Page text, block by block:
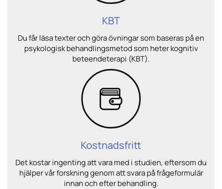
KBT
Du får läsa texter och göra övningar som baseras på en
psykologisk behandlingsmetod som heter kognitiv
beteendeterapi (KBT).
Kostnadsfritt
Det kostar ingenting att vara med i studien, eftersom du
hjälper vår forskning genom att svara på frågeformulär
innan och efter behandling.